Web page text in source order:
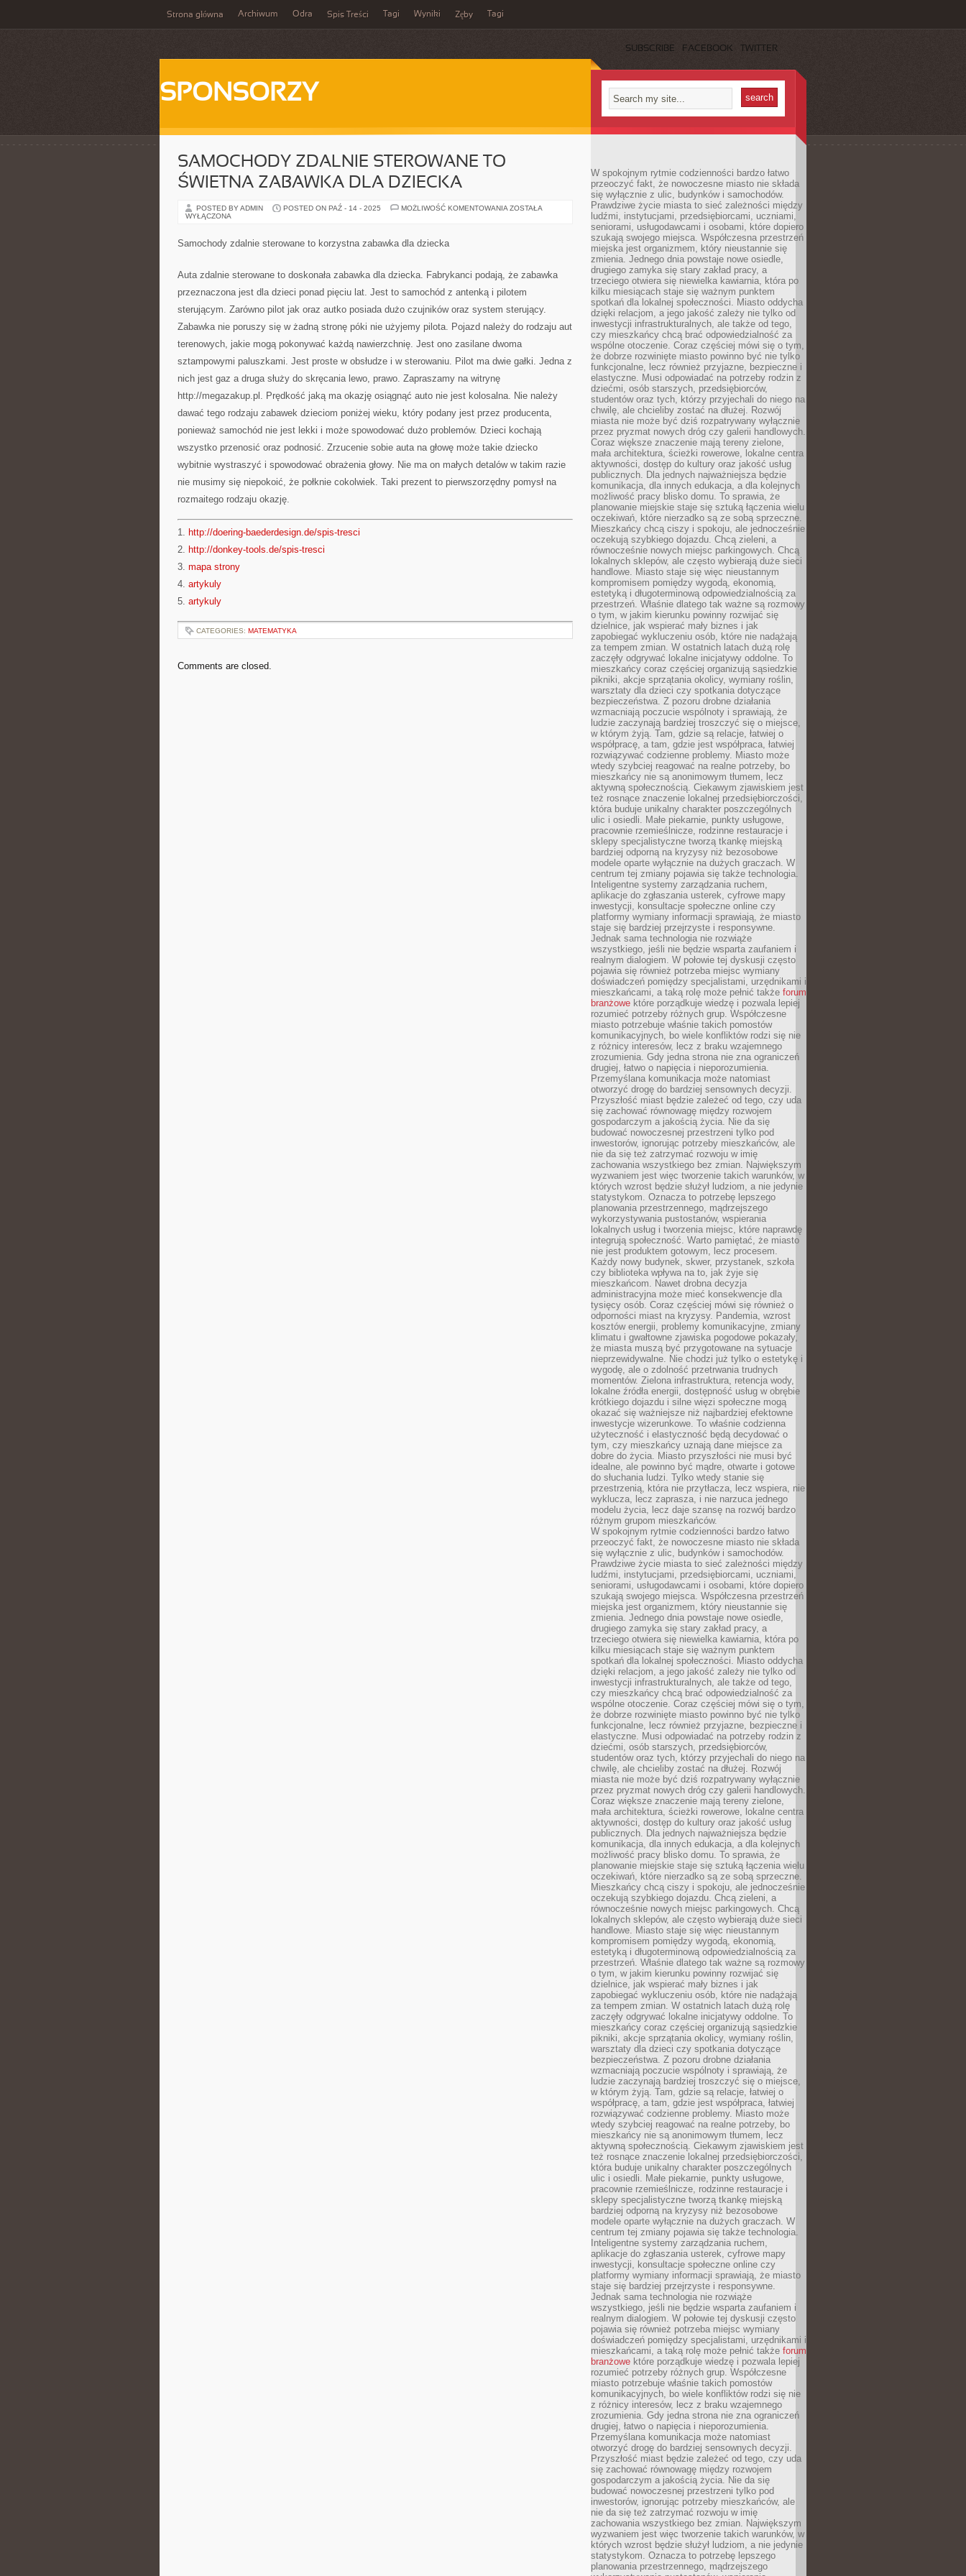
Strona główna Archiwum Odra Spis Treści Tagi Wyniki Zęby Tagi
SUBSCRIBE FACEBOOK TWITTER
SPONSORZY
SAMOCHODY ZDALNIE STEROWANE TO
ŚWIETNA ZABAWKA DLA DZIECKA
POSTED BY ADMIN POSTED ON PAŹ - 14 - 2025 MOŻLIWOŚĆ KOMENTOWANIA SAMOCHODY
ZOSTAŁA
WYŁĄCZONA
Samochody zdalnie sterowane to korzystna zabawka dla dziecka
Auta zdalnie sterowane to doskonała zabawka dla dziecka. Fabrykanci podają, że zabawka
przeznaczona jest dla dzieci ponad pięciu lat. Jest to samochód z antenką i pilotem
sterującym. Zarówno pilot jak oraz autko posiada dużo czujników oraz system sterujący.
Zabawka nie poruszy się w żadną stronę póki nie użyjemy pilota. Pojazd należy do rodzaju aut
terenowych, jakie mogą pokonywać każdą nawierzchnię. Jest ono zasilane dwoma
sztampowymi paluszkami. Jest proste w obsłudze i w sterowaniu. Pilot ma dwie gałki. Jedna z
nich jest gaz a druga służy do skręcania lewo, prawo. Zapraszamy na witrynę
http://megazakup.pl. Prędkość jaką ma okazję osiągnąć auto nie jest kolosalna. Nie należy
dawać tego rodzaju zabawek dzieciom poniżej wieku, który podany jest przez producenta,
ponieważ samochód nie jest lekki i może spowodować dużo problemów. Dzieci kochają
wszystko przenosić oraz podnosić. Zrzucenie sobie auta na głowę może takie dziecko
wybitnie wystraszyć i spowodować obrażenia głowy. Nie ma on małych detalów w takim razie
nie musimy się niepokoić, że połknie cokolwiek. Taki prezent to pierwszorzędny pomysł na
rozmaitego rodzaju okazję.
1. http://doering-baederdesign.de/spis-tresci
2. http://donkey-tools.de/spis-tresci
3. mapa strony
4. artykuly
5. artykuly
CATEGORIES: MATEMATYKA
Comments are closed.
W spokojnym rytmie codzienności bardzo łatwo
przeoczyć fakt, że nowoczesne miasto nie składa
się wyłącznie z ulic, budynków i samochodów.
Prawdziwe życie miasta to sieć zależności między
ludźmi, instytucjami, przedsiębiorcami, uczniami,
seniorami, usługodawcami i osobami, które dopiero
szukają swojego miejsca. Współczesna przestrzeń
miejska jest organizmem, który nieustannie się
zmienia. Jednego dnia powstaje nowe osiedle,
drugiego zamyka się stary zakład pracy, a
trzeciego otwiera się niewielka kawiarnia, która po
kilku miesiącach staje się ważnym punktem
spotkań dla lokalnej społeczności. Miasto oddycha
dzięki relacjom, a jego jakość zależy nie tylko od
inwestycji infrastrukturalnych, ale także od tego,
czy mieszkańcy chcą brać odpowiedzialność za
wspólne otoczenie. Coraz częściej mówi się o tym,
że dobrze rozwinięte miasto powinno być nie tylko
funkcjonalne, lecz również przyjazne, bezpieczne i
elastyczne. Musi odpowiadać na potrzeby rodzin z
dziećmi, osób starszych, przedsiębiorców,
studentów oraz tych, którzy przyjechali do niego na
chwilę, ale chcieliby zostać na dłużej. Rozwój
miasta nie może być dziś rozpatrywany wyłącznie
przez pryzmat nowych dróg czy galerii handlowych.
Coraz większe znaczenie mają tereny zielone,
mała architektura, ścieżki rowerowe, lokalne centra
aktywności, dostęp do kultury oraz jakość usług
publicznych. Dla jednych najważniejsza będzie
komunikacja, dla innych edukacja, a dla kolejnych
możliwość pracy blisko domu. To sprawia, że
planowanie miejskie staje się sztuką łączenia wielu
oczekiwań, które nierzadko są ze sobą sprzeczne.
Mieszkańcy chcą ciszy i spokoju, ale jednocześnie
oczekują szybkiego dojazdu. Chcą zieleni, a
równocześnie nowych miejsc parkingowych. Chcą
lokalnych sklepów, ale często wybierają duże sieci
handlowe. Miasto staje się więc nieustannym
kompromisem pomiędzy wygodą, ekonomią,
estetyką i długoterminową odpowiedzialnością za
przestrzeń. Właśnie dlatego tak ważne są rozmowy
o tym, w jakim kierunku powinny rozwijać się
dzielnice, jak wspierać mały biznes i jak
zapobiegać wykluczeniu osób, które nie nadążają
za tempem zmian. W ostatnich latach dużą rolę
zaczęły odgrywać lokalne inicjatywy oddolne. To
mieszkańcy coraz częściej organizują sąsiedzkie
pikniki, akcje sprzątania okolicy, wymiany roślin,
warsztaty dla dzieci czy spotkania dotyczące
bezpieczeństwa. Z pozoru drobne działania
wzmacniają poczucie wspólnoty i sprawiają, że
ludzie zaczynają bardziej troszczyć się o miejsce,
w którym żyją. Tam, gdzie są relacje, łatwiej o
współpracę, a tam, gdzie jest współpraca, łatwiej
rozwiązywać codzienne problemy. Miasto może
wtedy szybciej reagować na realne potrzeby, bo
mieszkańcy nie są anonimowym tłumem, lecz
aktywną społecznością. Ciekawym zjawiskiem jest
też rosnące znaczenie lokalnej przedsiębiorczości,
która buduje unikalny charakter poszczególnych
ulic i osiedli. Małe piekarnie, punkty usługowe,
pracownie rzemieślnicze, rodzinne restauracje i
sklepy specjalistyczne tworzą tkankę miejską
bardziej odporną na kryzysy niż bezosobowe
modele oparte wyłącznie na dużych graczach. W
centrum tej zmiany pojawia się także technologia.
Inteligentne systemy zarządzania ruchem,
aplikacje do zgłaszania usterek, cyfrowe mapy
inwestycji, konsultacje społeczne online czy
platformy wymiany informacji sprawiają, że miasto
staje się bardziej przejrzyste i responsywne.
Jednak sama technologia nie rozwiąże
wszystkiego, jeśli nie będzie wsparta zaufaniem i
realnym dialogiem. W połowie tej dyskusji często
pojawia się również potrzeba miejsc wymiany
doświadczeń pomiędzy specjalistami, urzędnikami i
mieszkańcami, a taką rolę może pełnić także forum
branżowe które porządkuje wiedzę i pozwala lepiej
rozumieć potrzeby różnych grup. Współczesne
miasto potrzebuje właśnie takich pomostów
komunikacyjnych, bo wiele konfliktów rodzi się nie
z różnicy interesów, lecz z braku wzajemnego
zrozumienia. Gdy jedna strona nie zna ograniczeń
drugiej, łatwo o napięcia i nieporozumienia.
Przemyślana komunikacja może natomiast
otworzyć drogę do bardziej sensownych decyzji.
Przyszłość miast będzie zależeć od tego, czy uda
się zachować równowagę między rozwojem
gospodarczym a jakością życia. Nie da się
budować nowoczesnej przestrzeni tylko pod
inwestorów, ignorując potrzeby mieszkańców, ale
nie da się też zatrzymać rozwoju w imię
zachowania wszystkiego bez zmian. Największym
wyzwaniem jest więc tworzenie takich warunków, w
których wzrost będzie służył ludziom, a nie jedynie
statystykom. Oznacza to potrzebę lepszego
planowania przestrzennego, mądrzejszego
wykorzystywania pustostanów, wspierania
lokalnych usług i tworzenia miejsc, które naprawdę
integrują społeczność. Warto pamiętać, że miasto
nie jest produktem gotowym, lecz procesem.
Każdy nowy budynek, skwer, przystanek, szkoła
czy biblioteka wpływa na to, jak żyje się
mieszkańcom. Nawet drobna decyzja
administracyjna może mieć konsekwencje dla
tysięcy osób. Coraz częściej mówi się również o
odporności miast na kryzysy. Pandemia, wzrost
kosztów energii, problemy komunikacyjne, zmiany
klimatu i gwałtowne zjawiska pogodowe pokazały,
że miasta muszą być przygotowane na sytuacje
nieprzewidywalne. Nie chodzi już tylko o estetykę i
wygodę, ale o zdolność przetrwania trudnych
momentów. Zielona infrastruktura, retencja wody,
lokalne źródła energii, dostępność usług w obrębie
krótkiego dojazdu i silne więzi społeczne mogą
okazać się ważniejsze niż najbardziej efektowne
inwestycje wizerunkowe. To właśnie codzienna
użyteczność i elastyczność będą decydować o
tym, czy mieszkańcy uznają dane miejsce za
dobre do życia. Miasto przyszłości nie musi być
idealne, ale powinno być mądre, otwarte i gotowe
do słuchania ludzi. Tylko wtedy stanie się
przestrzenią, która nie przytłacza, lecz wspiera, nie
wyklucza, lecz zaprasza, i nie narzuca jednego
modelu życia, lecz daje szansę na rozwój bardzo
różnym grupom mieszkańców.
W spokojnym rytmie codzienności bardzo łatwo
przeoczyć fakt, że nowoczesne miasto nie składa
się wyłącznie z ulic, budynków i samochodów.
Prawdziwe życie miasta to sieć zależności między
ludźmi, instytucjami, przedsiębiorcami, uczniami,
seniorami, usługodawcami i osobami, które dopiero
szukają swojego miejsca. Współczesna przestrzeń
miejska jest organizmem, który nieustannie się
zmienia. Jednego dnia powstaje nowe osiedle,
drugiego zamyka się stary zakład pracy, a
trzeciego otwiera się niewielka kawiarnia, która po
kilku miesiącach staje się ważnym punktem
spotkań dla lokalnej społeczności. Miasto oddycha
dzięki relacjom, a jego jakość zależy nie tylko od
inwestycji infrastrukturalnych, ale także od tego,
czy mieszkańcy chcą brać odpowiedzialność za
wspólne otoczenie. Coraz częściej mówi się o tym,
że dobrze rozwinięte miasto powinno być nie tylko
funkcjonalne, lecz również przyjazne, bezpieczne i
elastyczne. Musi odpowiadać na potrzeby rodzin z
dziećmi, osób starszych, przedsiębiorców,
studentów oraz tych, którzy przyjechali do niego na
chwilę, ale chcieliby zostać na dłużej. Rozwój
miasta nie może być dziś rozpatrywany wyłącznie
przez pryzmat nowych dróg czy galerii handlowych.
Coraz większe znaczenie mają tereny zielone,
mała architektura, ścieżki rowerowe, lokalne centra
aktywności, dostęp do kultury oraz jakość usług
publicznych. Dla jednych najważniejsza będzie
komunikacja, dla innych edukacja, a dla kolejnych
możliwość pracy blisko domu. To sprawia, że
planowanie miejskie staje się sztuką łączenia wielu
oczekiwań, które nierzadko są ze sobą sprzeczne.
Mieszkańcy chcą ciszy i spokoju, ale jednocześnie
oczekują szybkiego dojazdu. Chcą zieleni, a
równocześnie nowych miejsc parkingowych. Chcą
lokalnych sklepów, ale często wybierają duże sieci
handlowe. Miasto staje się więc nieustannym
kompromisem pomiędzy wygodą, ekonomią,
estetyką i długoterminową odpowiedzialnością za
przestrzeń. Właśnie dlatego tak ważne są rozmowy
o tym, w jakim kierunku powinny rozwijać się
dzielnice, jak wspierać mały biznes i jak
zapobiegać wykluczeniu osób, które nie nadążają
za tempem zmian. W ostatnich latach dużą rolę
zaczęły odgrywać lokalne inicjatywy oddolne. To
mieszkańcy coraz częściej organizują sąsiedzkie
pikniki, akcje sprzątania okolicy, wymiany roślin,
warsztaty dla dzieci czy spotkania dotyczące
bezpieczeństwa. Z pozoru drobne działania
wzmacniają poczucie wspólnoty i sprawiają, że
ludzie zaczynają bardziej troszczyć się o miejsce,
w którym żyją. Tam, gdzie są relacje, łatwiej o
współpracę, a tam, gdzie jest współpraca, łatwiej
rozwiązywać codzienne problemy. Miasto może
wtedy szybciej reagować na realne potrzeby, bo
mieszkańcy nie są anonimowym tłumem, lecz
aktywną społecznością. Ciekawym zjawiskiem jest
też rosnące znaczenie lokalnej przedsiębiorczości,
która buduje unikalny charakter poszczególnych
ulic i osiedli. Małe piekarnie, punkty usługowe,
pracownie rzemieślnicze, rodzinne restauracje i
sklepy specjalistyczne tworzą tkankę miejską
bardziej odporną na kryzysy niż bezosobowe
modele oparte wyłącznie na dużych graczach. W
centrum tej zmiany pojawia się także technologia.
Inteligentne systemy zarządzania ruchem,
aplikacje do zgłaszania usterek, cyfrowe mapy
inwestycji, konsultacje społeczne online czy
platformy wymiany informacji sprawiają, że miasto
staje się bardziej przejrzyste i responsywne.
Jednak sama technologia nie rozwiąże
wszystkiego, jeśli nie będzie wsparta zaufaniem i
realnym dialogiem. W połowie tej dyskusji często
pojawia się również potrzeba miejsc wymiany
doświadczeń pomiędzy specjalistami, urzędnikami i
mieszkańcami, a taką rolę może pełnić także forum
branżowe które porządkuje wiedzę i pozwala lepiej
rozumieć potrzeby różnych grup. Współczesne
miasto potrzebuje właśnie takich pomostów
komunikacyjnych, bo wiele konfliktów rodzi się nie
z różnicy interesów, lecz z braku wzajemnego
zrozumienia. Gdy jedna strona nie zna ograniczeń
drugiej, łatwo o napięcia i nieporozumienia.
Przemyślana komunikacja może natomiast
otworzyć drogę do bardziej sensownych decyzji.
Przyszłość miast będzie zależeć od tego, czy uda
się zachować równowagę między rozwojem
gospodarczym a jakością życia. Nie da się
budować nowoczesnej przestrzeni tylko pod
inwestorów, ignorując potrzeby mieszkańców, ale
nie da się też zatrzymać rozwoju w imię
zachowania wszystkiego bez zmian. Największym
wyzwaniem jest więc tworzenie takich warunków, w
których wzrost będzie służył ludziom, a nie jedynie
statystykom. Oznacza to potrzebę lepszego
planowania przestrzennego, mądrzejszego